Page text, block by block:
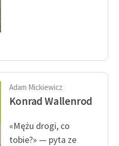
Adam Mickiewicz
Konrad Wallenrod
«Mężu drogi, co
tobie?» — pyta ze